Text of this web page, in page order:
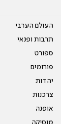
העולם הערבי
תרבות ופנאי
ספורט
פורומים
יהדות
צרכנות
אופנה
מוסיקה